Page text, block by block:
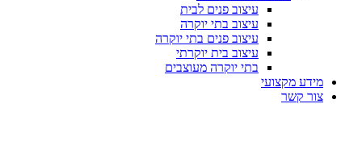
עיצוב פנים לבית
עיצוב בתי יוקרה
עיצוב פנים בתי יוקרה
עיצוב בית יוקרתי
בתי יוקרה מעוצבים
מידע מקצועי
צור קשר